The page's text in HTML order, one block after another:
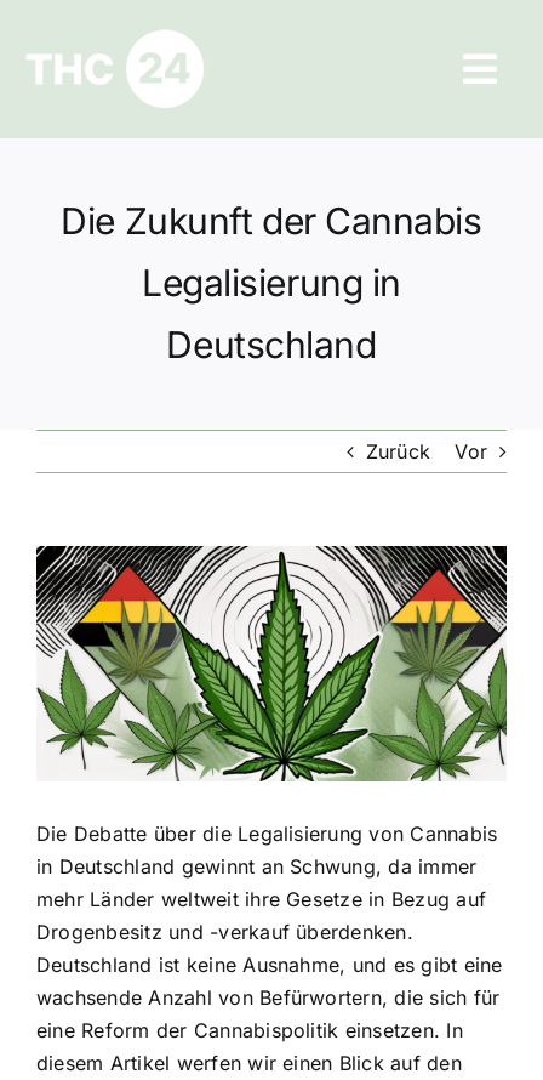
springen
Ratgeber
Hilfe und Kontakt
Datenschutz
Die Zukunft der Cannabis
Legalisierung in
Deutschland
Zurück Vor
Zeige
grösseres
Bild
Die Debatte über die Legalisierung von Cannabis
in Deutschland gewinnt an Schwung, da immer
mehr Länder weltweit ihre Gesetze in Bezug auf
Drogenbesitz und -verkauf überdenken.
Deutschland ist keine Ausnahme, und es gibt eine
wachsende Anzahl von Befürwortern, die sich für
eine Reform der Cannabispolitik einsetzen. In
diesem Artikel werfen wir einen Blick auf den